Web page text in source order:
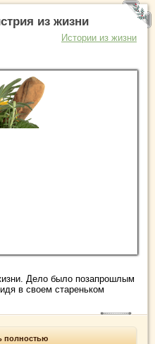
из жизни
Истории из жизни
Дело было позапрошлым
в своем стареньком
полностью